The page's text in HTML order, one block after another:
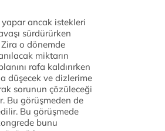
ancak istekleri
sürdürürken
Zira o dönemde
miktarın
rafa kaldırırken
düşecek ve dizlerime
sorunun çözüleceği
Bu görüşmeden de
Bu görüşmede
bunu